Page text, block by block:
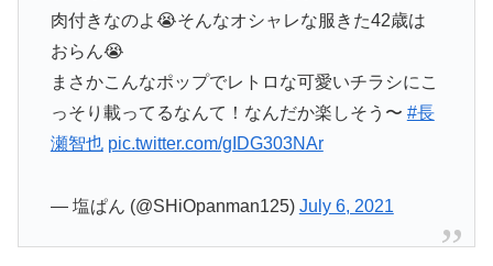
肉付きなのよ😭そんなオシャレな服きた42歳は
おらん😭
まさかこんなポップでレトロな可愛いチラシにこ
っそり載ってるなんて！なんだか楽しそう〜 #長
瀬智也 pic.twitter.com/gIDG303NAr
— 塩ぱん (@SHiOpanman125) July 6, 2021